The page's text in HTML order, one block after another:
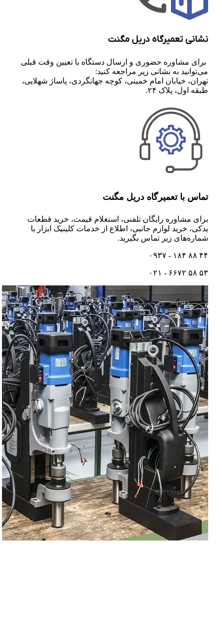
نشانی تعمیرگاه دریل مگنت
برای مشاوره حضوری و ارسال دستگاه با تعیین وقت قبلی
می‌توانید به نشانی زیر مراجعه کنید:
تهران، خیابان امام خمینی، کوچه جهانگردی، پاساژ شهلایی،
طبقه اول، پلاک ۲۴.
تماس با تعمیرگاه دریل مگنت
برای مشاوره رایگان تلفنی،‌ استعلام قیمت،‌ خرید قطعات
یدکی، خرید لوازم جانبی، اطلاع از خدمات کلینیک ابزار با
شماره‌های زیر تماس بگیرید.
۴۴ ۸۸ ۱۸۴ - ۰۹۳۷
۵۳ ۵۸ ۶۶۷۲ - ۰۲۱